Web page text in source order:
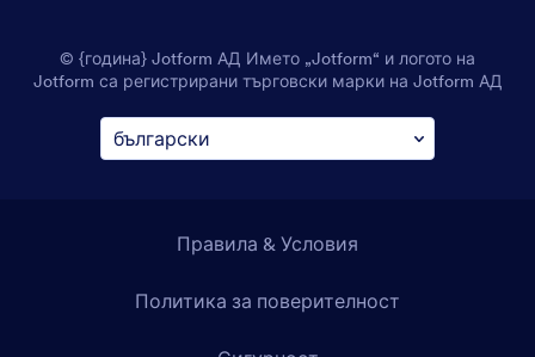
© {година} Jotform АД Името „Jotform“ и логото на
Jotform са регистрирани търговски марки на Jotform АД
Правила & Условия
Политика за поверителност